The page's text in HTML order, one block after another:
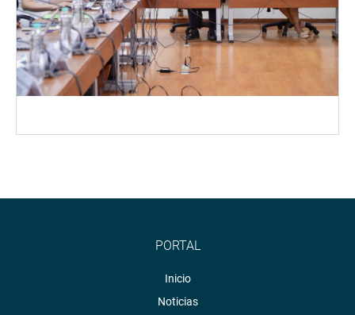
PORTAL
Inicio
Noticias